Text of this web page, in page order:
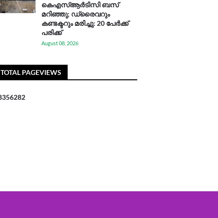
കെഎസ്ആര്‍ടിസി ബസ്
മറിഞ്ഞു; ഡ്രൈവറും
കണ്ടക്ടറും മരിച്ചു: 20 പേര്‍ക്ക്
പരിക്ക്
August 08, 2026
TOTAL PAGEVIEWS
356282